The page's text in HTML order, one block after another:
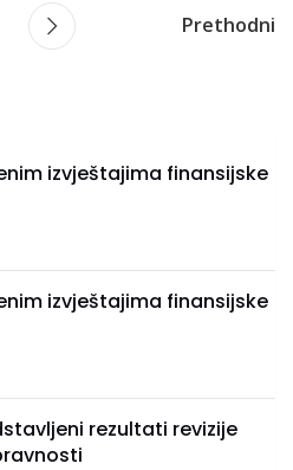
Prethodni
izvještajima finansijske
izvještajima finansijske
rezultati revizije